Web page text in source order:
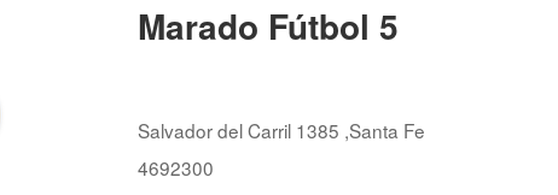
Marado Fútbol 5
Salvador del Carril 1385 ,Santa Fe
4692300